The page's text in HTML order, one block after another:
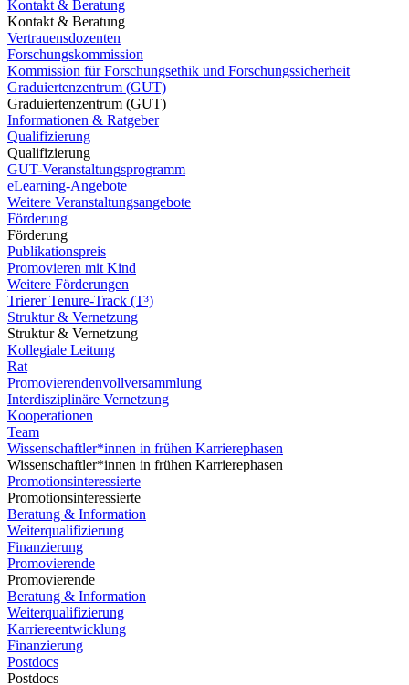
Kontakt & Beratung
Kontakt & Beratung
Vertrauensdozenten
Forschungskommission
Kommission für Forschungsethik und Forschungssicherheit
Graduiertenzentrum (GUT)
Graduiertenzentrum (GUT)
Informationen & Ratgeber
Qualifizierung
Qualifizierung
GUT-Veranstaltungsprogramm
eLearning-Angebote
Weitere Veranstaltungsangebote
Förderung
Förderung
Publikationspreis
Promovieren mit Kind
Weitere Förderungen
Trierer Tenure-Track (T³)
Struktur & Vernetzung
Struktur & Vernetzung
Kollegiale Leitung
Rat
Promovierendenvollversammlung
Interdisziplinäre Vernetzung
Kooperationen
Team
Wissenschaftler*innen in frühen Karrierephasen
Wissenschaftler*innen in frühen Karrierephasen
Promotionsinteressierte
Promotionsinteressierte
Beratung & Information
Weiterqualifizierung
Finanzierung
Promovierende
Promovierende
Beratung & Information
Weiterqualifizierung
Karriereentwicklung
Finanzierung
Postdocs
Postdocs